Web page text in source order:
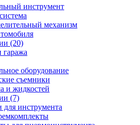
инструмент
механизм
(20)
гаража
оборудование
съемники
и жидкостей
(7)
для инструмента